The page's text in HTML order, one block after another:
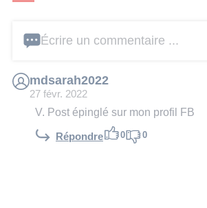
Écrire un commentaire ...
mdsarah2022
27 févr. 2022
V. Post épinglé sur mon profil FB
Répondre 0 0